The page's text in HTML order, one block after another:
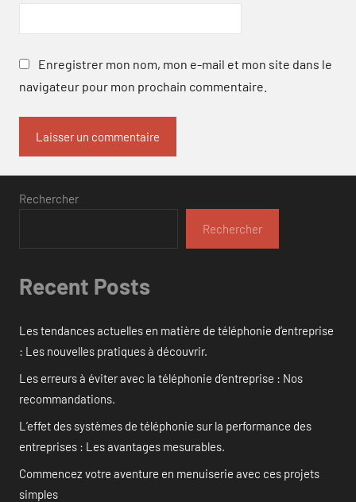
Enregistrer mon nom, mon e-mail et mon site dans le
navigateur pour mon prochain commentaire.
Rechercher
Rechercher
Recent Posts
Les tendances actuelles en matière de téléphonie d’entreprise
: Les nouvelles pratiques à découvrir.
Les erreurs à éviter avec la téléphonie d’entreprise : Nos
recommandations.
L’effet des systèmes de téléphonie sur la performance des
entreprises : Les avantages mesurables.
Commencez votre aventure en menuiserie avec ces projets
simples